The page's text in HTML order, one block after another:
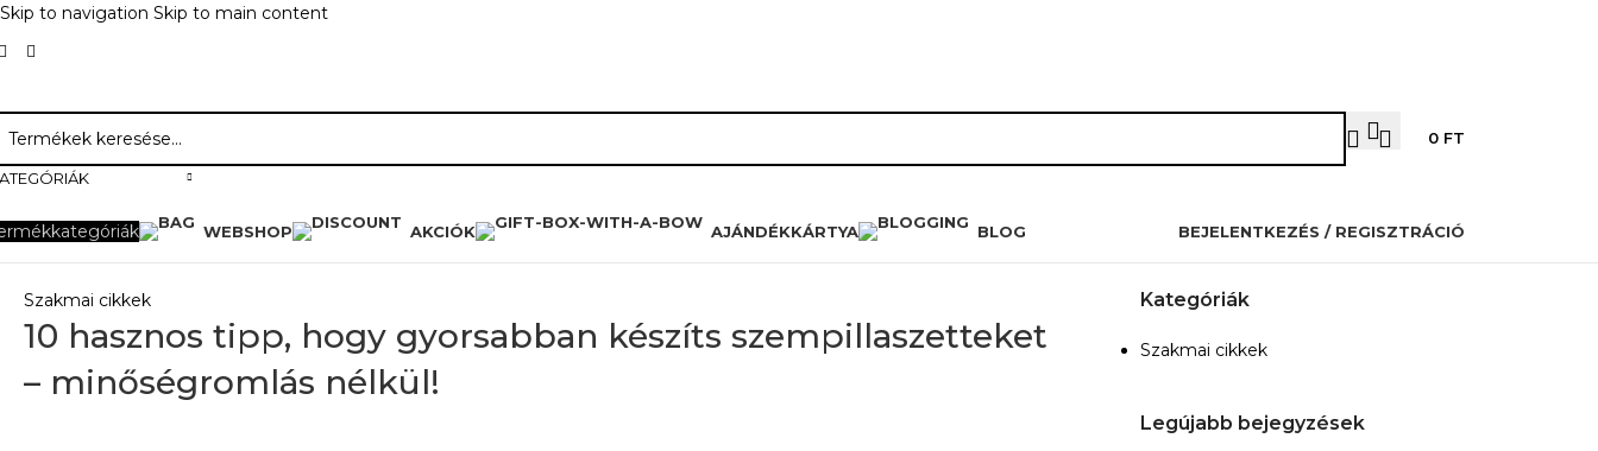
Skip to navigation Skip to main content
0 FT
WEBSHOP AKCIÓK AJÁNDÉKKÁRTYA BLOG BEJELENTKEZÉS / REGISZTRÁCIÓ
Szakmai cikkek
10 hasznos tipp, hogy gyorsabban készíts szempillaszetteket
– minőségromlás nélkül!
Kategóriák
Szakmai cikkek
Legújabb bejegyzések